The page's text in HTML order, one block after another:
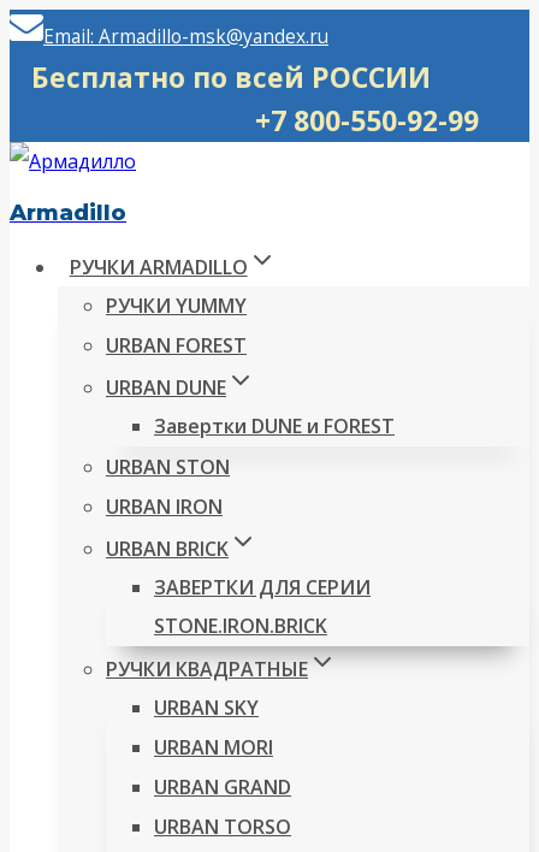
Перейти
Email: Armadillo-msk@yandex.ru
Бесплатно по всей РОССИИ
+7 800-550-92-99
Armadillo
РУЧКИ ARMADILLO
РУЧКИ YUMMY
URBAN FOREST
URBAN DUNE
Завертки DUNE и FOREST
URBAN STON
URBAN IRON
URBAN BRICK
ЗАВЕРТКИ ДЛЯ СЕРИИ
STONE.IRON.BRICK
РУЧКИ КВАДРАТНЫЕ
URBAN SKY
URBAN MORI
URBAN GRAND
URBAN TORSO